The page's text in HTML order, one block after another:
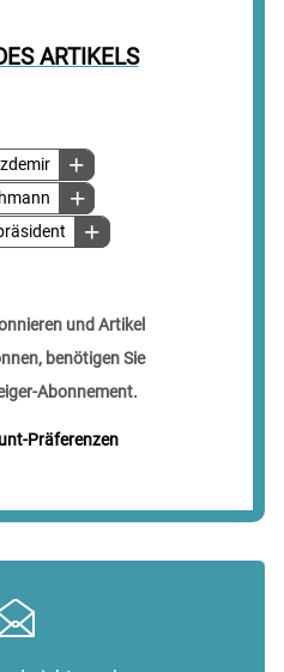
ARTIKELS
und Artikel
benötigen Sie
Abonnement.
Präferenzen